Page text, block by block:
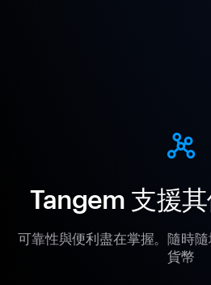
Tangem 支援
可靠性與便利盡在掌握。隨時
貨幣